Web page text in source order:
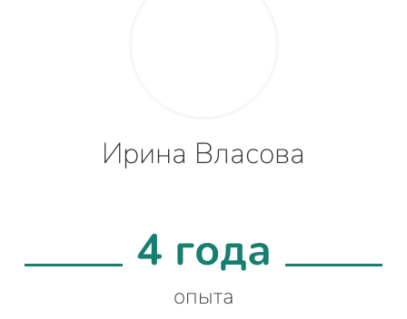
Ирина Власова
4 года
опыта